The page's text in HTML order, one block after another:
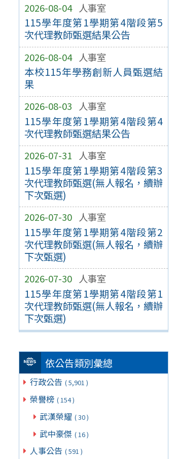
2026-08-04 人事室
115學年度第1學期第4階段第5
次代理教師甄選結果公告
2026-08-04 人事室
本校115年學務創新人員甄選結
果
2026-08-03 人事室
115學年度第1學期第4階段第4
次代理教師甄選結果公告
2026-07-31 人事室
115學年度第1學期第4階段第3
次代理教師甄選(無人報名，續辦
下次甄選)
2026-07-30 人事室
115學年度第1學期第4階段第2
次代理教師甄選(無人報名，續辦
下次甄選)
2026-07-30 人事室
115學年度第1學期第4階段第1
次代理教師甄選(無人報名，續辦
下次甄選)
依公告類別彙總
行政公告 ( 5,901 )
榮譽榜 ( 154 )
武漢榮耀 ( 30 )
武中豪傑 ( 16 )
人事公告 ( 591 )